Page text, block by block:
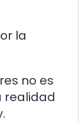
la
no es
realidad